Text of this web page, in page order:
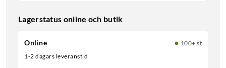
Lagerstatus online och butik
Online
100+ st
1-2 dagars leveranstid